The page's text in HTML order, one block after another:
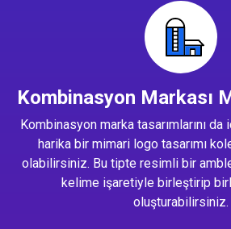
Kombinasyon Markası
Kombinasyon marka tasarımlarını
harika bir mimari logo tasarımı
olabilirsiniz. Bu tipte resimli bir
kelime işaretiyle birleştirip
oluşturabilirsiniz.